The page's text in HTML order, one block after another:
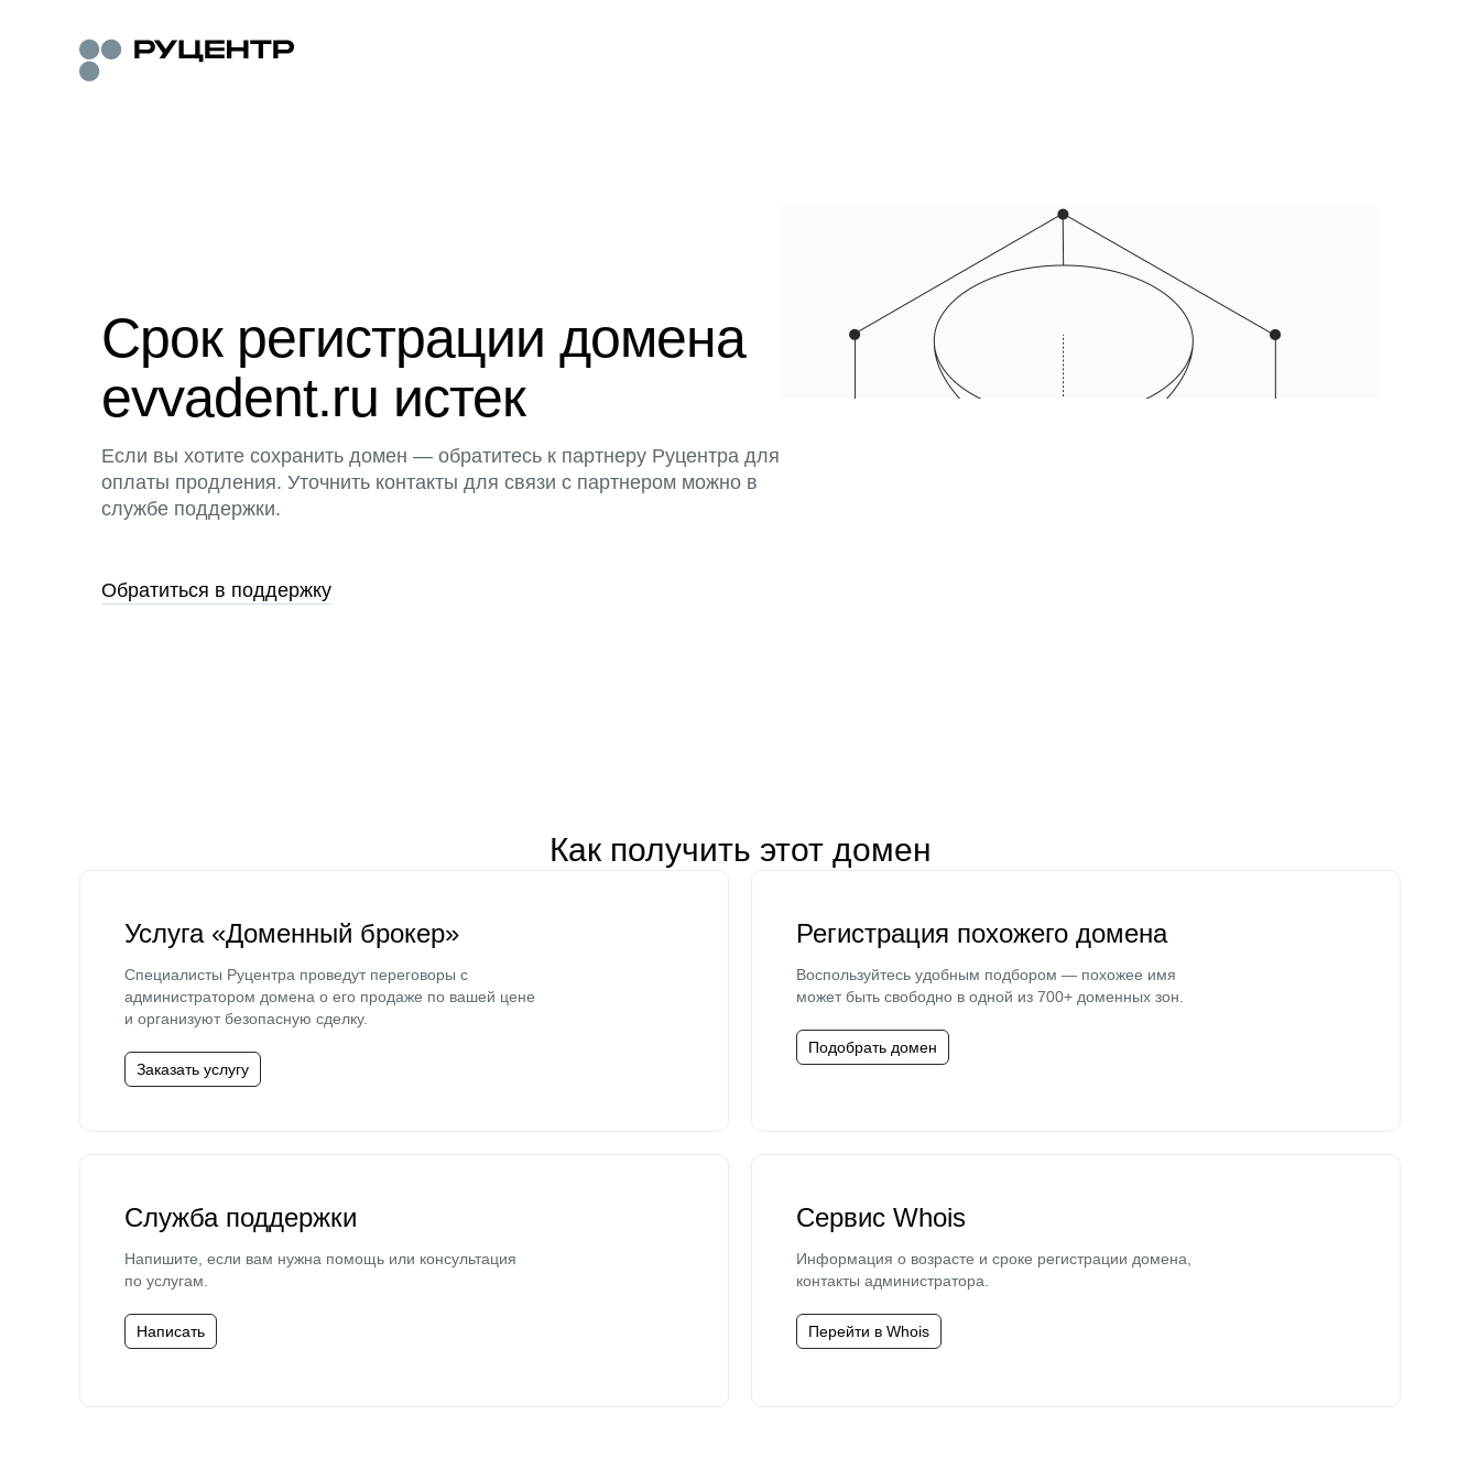
Срок регистрации домена
evvadent.ru истек
Если вы хотите сохранить домен — обратитесь к партнеру Руцентра для
оплаты продления. Уточнить контакты для связи с партнером можно в
службе поддержки.
Обратиться в поддержку
Как получить этот домен
Услуга «Доменный брокер»
Специалисты Руцентра проведут переговоры с
администратором домена о его продаже по вашей цене
и организуют безопасную сделку.
Заказать услугу
Регистрация похожего домена
Воспользуйтесь удобным подбором — похожее имя
может быть свободно в одной из 700+ доменных зон.
Подобрать домен
Служба поддержки
Напишите, если вам нужна помощь или консультация
по услугам.
Написать
Сервис Whois
Информация о возрасте и сроке регистрации домена,
контакты администратора.
Перейти в Whois